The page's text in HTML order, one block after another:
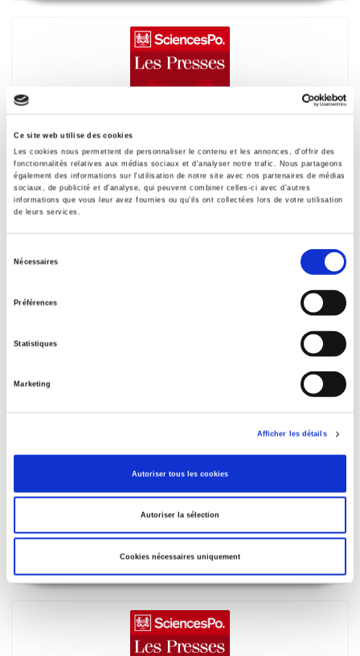
Ce site web utilise des cookies
Les cookies nous permettent de personnaliser le contenu et les annonces, d'offrir des
fonctionnalités relatives aux médias sociaux et d'analyser notre trafic. Nous partageons
également des informations sur l'utilisation de notre site avec nos partenaires de médias
sociaux, de publicité et d'analyse, qui peuvent combiner celles-ci avec d'autres
informations que vous leur avez fournies ou qu'ils ont collectées lors de votre utilisation
de leurs services.
Nécessaires
Préférences
Statistiques
Marketing
Afficher les détails
Autoriser tous les cookies
Autoriser la sélection
Cookies nécessaires uniquement
De Yalta au rideau de fer
Pierre de Senarclens
Matériaux pour l'histoire religieuse du peuple
Guyenne, Gascogne, Béarn, Foix, Roussillon, Languedoc